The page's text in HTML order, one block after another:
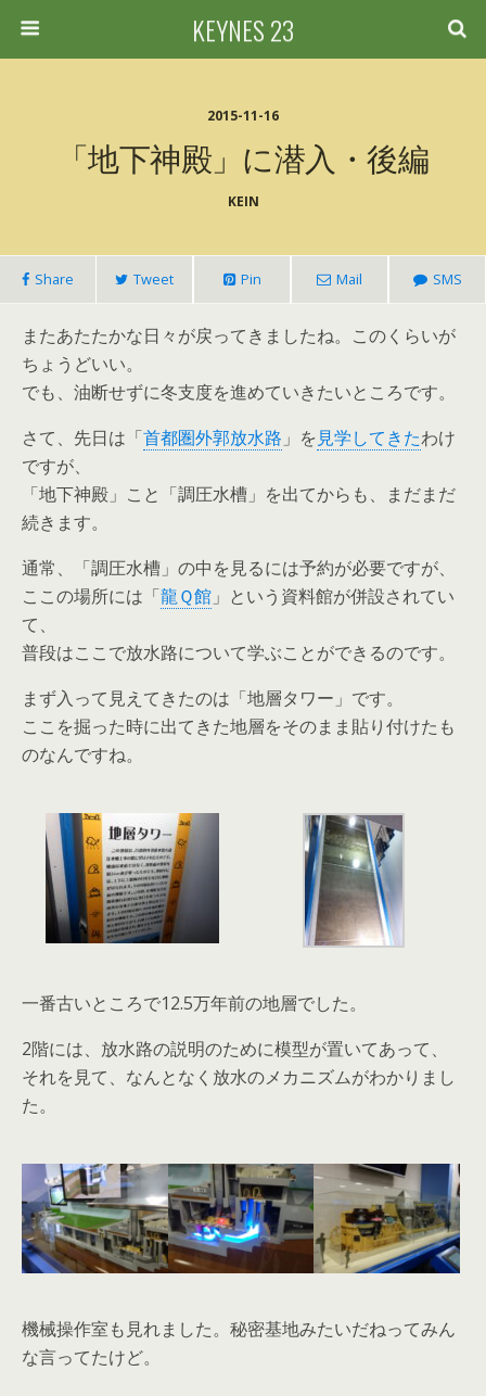
KEYNES 23
2015-11-16
「地下神殿」に潜入・後編
KEIN
Share Tweet Pin Mail SMS
またあたたかな日々が戻ってきましたね。このくらいが
ちょうどいい。
でも、油断せずに冬支度を進めていきたいところです。
さて、先日は「首都圏外郭放水路 」を 見学してきたわけ
ですが、
「地下神殿」こと「調圧水槽」を出てからも、まだまだ
続きます。
通常、「調圧水槽」の中を見るには予約が必要ですが、
ここの場所には「龍Ｑ館 」という資料館が併設されてい
て、
普段はここで放水路について学ぶことができるのです。
まず入って見えてきたのは「地層タワー」です。
ここを掘った時に出てきた地層をそのまま貼り付けたも
のなんですね。
一番古いところで12.5万年前の地層でした。
2階には、放水路の説明のために模型が置いてあって、
それを見て、なんとなく放水のメカニズムがわかりまし
た。
機械操作室も見れました。秘密基地みたいだねってみん
な言ってたけど。